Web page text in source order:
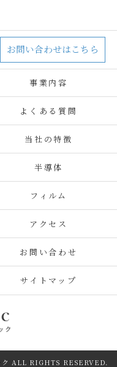
お問い合わせはこちら
事業内容
よくある質問
当社の特徴
半導体
フィルム
アクセス
お問い合わせ
サイトマップ
ク ALL RIGHTS RESERVED.